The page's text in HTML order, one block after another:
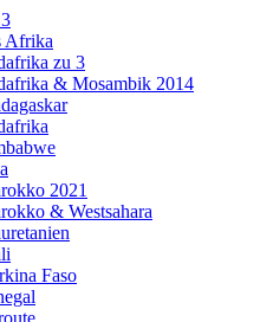
Afrika
zu 3
& Mosambik 2014
2021
& Westsahara
Faso